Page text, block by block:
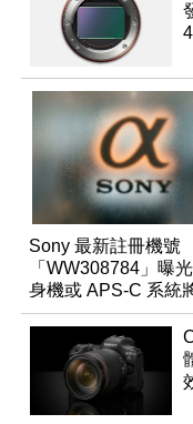
Sony 最新註冊機號
「WW308784」曝
身機或 APS-C 系統
成員？